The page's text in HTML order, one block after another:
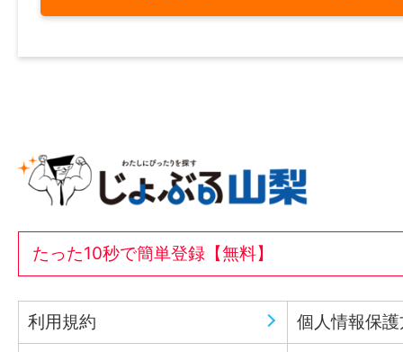
たった10秒で簡単登録【無料】
利用規約 個人情報保